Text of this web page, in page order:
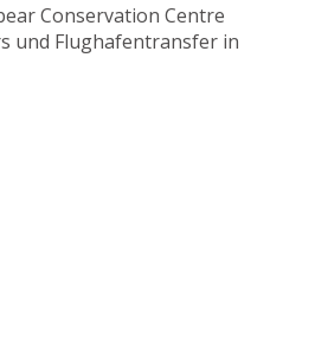
Conservation Centre
und Flughafentransfer in